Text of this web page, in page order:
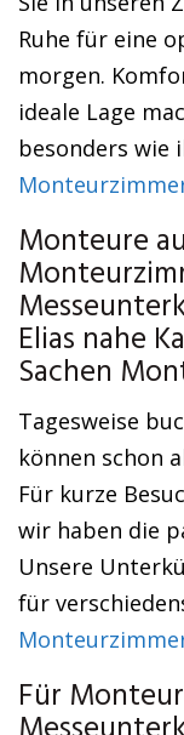
Ruhe für eine
morgen.
ideale Lage
besonders wie
Monteure
Elias nahe
Sachen
Tagesweise
können schon
Für kurze
wir haben die
Unsere
für
Für